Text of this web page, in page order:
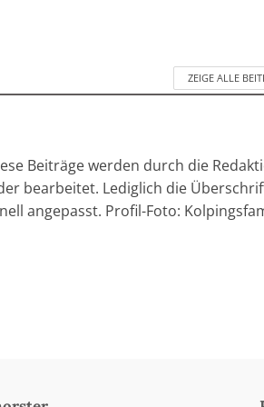
ZEIGE ALLE
Beiträge werden durch die
bearbeitet. Lediglich die
angepasst. Profil-Foto: